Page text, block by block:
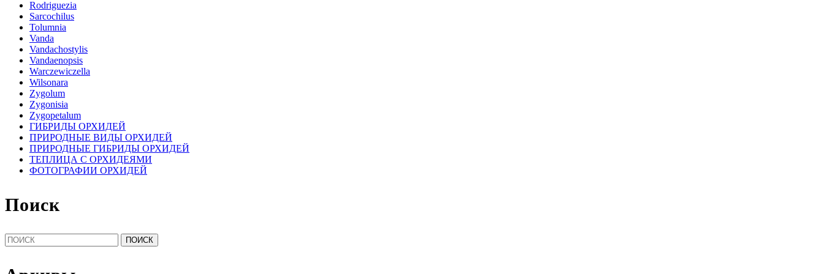
Rodriguezia
Sarcochilus
Tolumnia
Vanda
Vandachostylis
Vandaenopsis
Warczewiczella
Wilsonara
Zygolum
Zygonisia
Zygopetalum
ГИБРИДЫ ОРХИДЕЙ
ПРИРОДНЫЕ ВИДЫ ОРХИДЕЙ
ПРИРОДНЫЕ ГИБРИДЫ ОРХИДЕЙ
ТЕПЛИЦА С ОРХИДЕЯМИ
ФОТОГРАФИИ ОРХИДЕЙ
Поиск
Найти: